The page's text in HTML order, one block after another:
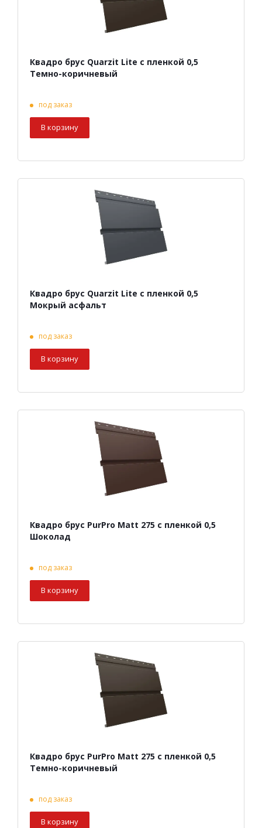
Квадро брус Quarzit Lite с пленкой 0,5
Темно-коричневый
под заказ
В корзину
Квадро брус Quarzit Lite с пленкой 0,5
Мокрый асфальт
под заказ
В корзину
Квадро брус PurPro Matt 275 с пленкой 0,5
Шоколад
под заказ
В корзину
Квадро брус PurPro Matt 275 с пленкой 0,5
Темно-коричневый
под заказ
В корзину